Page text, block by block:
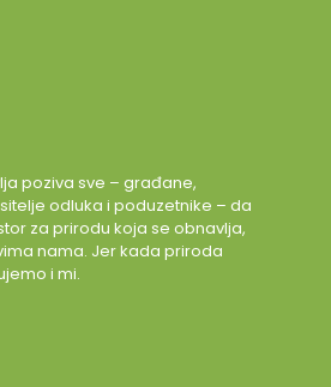
poziva sve – građane,
odluka i poduzetnike – da
za prirodu koja se obnavlja,
nama. Jer kada priroda
i mi.